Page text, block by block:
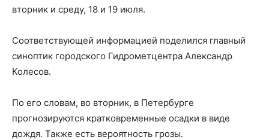
вторник и среду, 18 и 19 июля.
Соответствующей информацией поделился главный
синоптик городского Гидрометцентра Александр
Колесов.
По его словам, во вторник, в Петербурге
прогнозируются кратковременные осадки в виде
дождя. Также есть вероятность грозы.